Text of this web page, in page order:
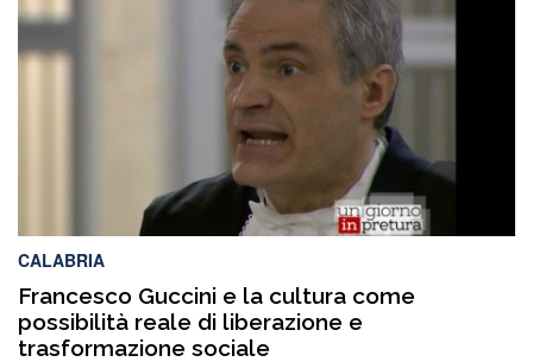
protagonisti del panorama culturale e istituzionale
italiano. Nella splendida cornice di Piazza […]
CALABRIA
Francesco Guccini e la cultura come
possibilità reale di liberazione e
trasformazione sociale